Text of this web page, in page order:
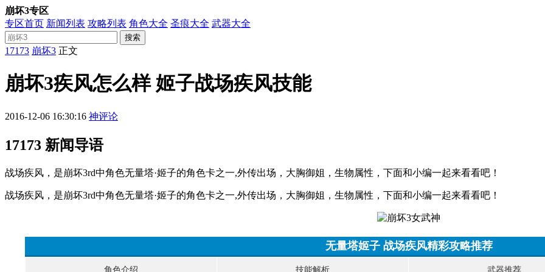
崩坏3专区
专区首页 新闻列表 攻略列表 角色大全 圣痕大全 武器大全
搜索
17173 崩坏3 正文
崩坏3疾风怎么样 姬子战场疾风技能
2016-12-06 16:30:16 神评论
17173 新闻导语
战场疾风，是崩坏3rd中角色无量塔·姬子的角色卡之一,外传出场，大胸御姐，生物属性，下面和小编一起来看看吧！
战场疾风，是崩坏3rd中角色无量塔·姬子的角色卡之一,外传出场，大胸御姐，生物属性，下面和小编一起来看看吧！
无量塔姬子 战场疾风精彩攻略推荐
角色介绍 技能解析 武器推荐